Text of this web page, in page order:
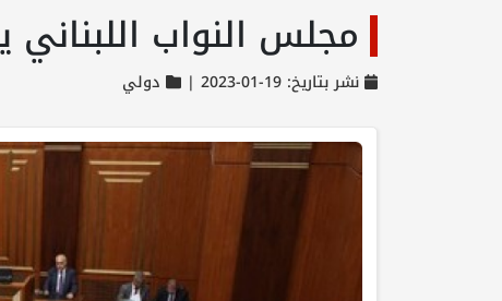
مجلس النواب اللبناني
نشر بتاريخ: 19-01-2023 | دولي